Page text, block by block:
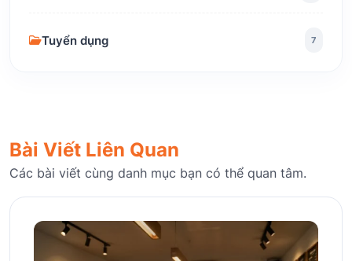
Tuyển dụng 7
Bài Viết Liên Quan
Các bài viết cùng danh mục bạn có thể quan tâm.